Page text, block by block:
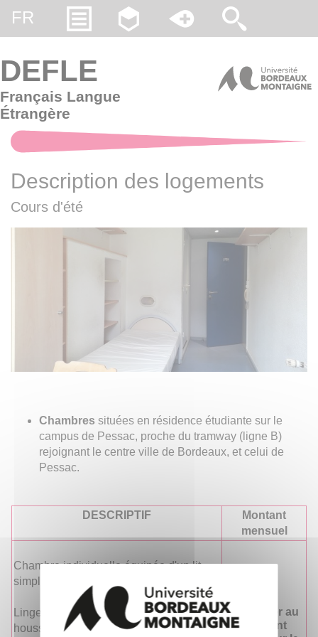
FR
DEFLE
Français Langue
Étrangère
Description des logements
Cours d'été
Chambres situées en résidence étudiante sur le
campus de Pessac, proche du tramway (ligne B)
rejoignant le centre ville de Bordeaux, et celui de
Pessac.
DESCRIPTIF
Montant
mensuel
Chambre individuelle équipée d'un lit
simple, d'un bureau et placard
Linge de lit fourni (couette, oreiller,
housses, drap)
Se référer au
montant
Gestion des cookies